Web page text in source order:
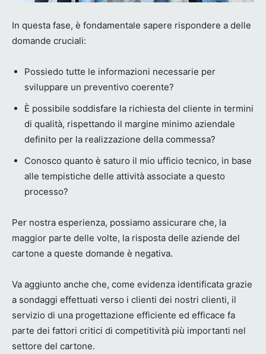
In questa fase, è fondamentale sapere rispondere a delle
domande cruciali:
Possiedo tutte le informazioni necessarie per
sviluppare un preventivo coerente?
È possibile soddisfare la richiesta del cliente in termini
di qualità, rispettando il margine minimo aziendale
definito per la realizzazione della commessa?
Conosco quanto è saturo il mio ufficio tecnico, in base
alle tempistiche delle attività associate a questo
processo?
Per nostra esperienza, possiamo assicurare che, la
maggior parte delle volte, la risposta delle aziende del
cartone a queste domande è negativa.
Va aggiunto anche che, come evidenza identificata grazie
a sondaggi effettuati verso i clienti dei nostri clienti, il
servizio di una progettazione efficiente ed efficace fa
parte dei fattori critici di competitività più importanti nel
settore del cartone.